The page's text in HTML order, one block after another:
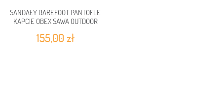
SANDAŁY BAREFOOT PANTOFLE
KAPCIE OBEX SAWA OUTDOOR
155,00 zł